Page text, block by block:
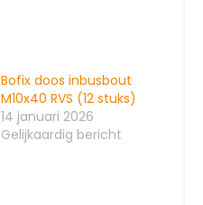
Bofix doos inbusbout
M10x40 RVS (12 stuks)
14 januari 2026
Gelijkaardig bericht